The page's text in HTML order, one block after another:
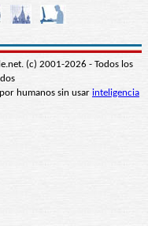
(c) 2001-2026 - Todos los
humanos sin usar inteligencia